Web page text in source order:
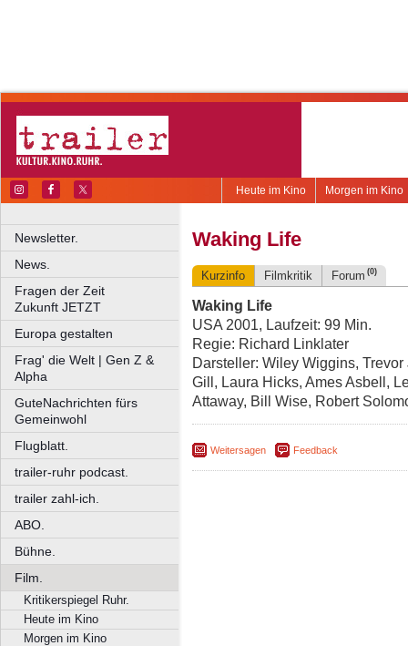
Morgen im Kino
Heute im Kino
Newsletter.
News.
Fragen der Zeit
Zukunft JETZT
Europa gestalten
Frag' die Welt | Gen Z &
Alpha
GuteNachrichten fürs
Gemeinwohl
Flugblatt.
trailer-ruhr podcast.
trailer zahl-ich.
ABO.
Bühne.
Film.
Kritikerspiegel Ruhr.
Heute im Kino
Morgen im Kino
Waking Life
Kurzinfo Filmkritik Forum (0)
Waking Life
USA 2001, Laufzeit: 99 Min.
Regie: Richard Linklater
Darsteller: Wiley Wiggins,
Gill, Laura Hicks, Ames Asbell,
Attaway, Bill Wise, Robert
Weitersagen Feedback